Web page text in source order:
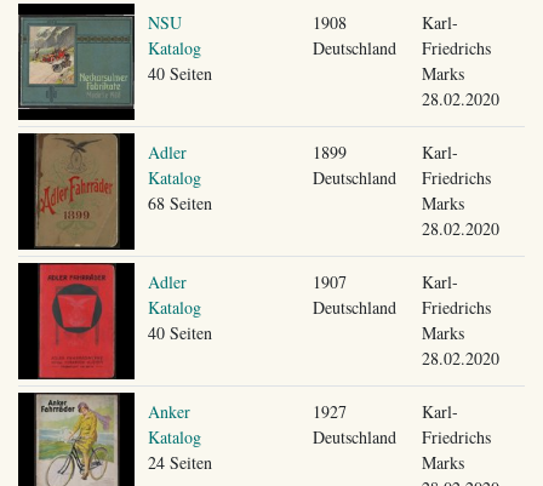
NSU
Katalog
40 Seiten
1908
Deutschland
Karl-
Friedrichs
Marks
28.02.2020
Adler
Katalog
68 Seiten
1899
Deutschland
Karl-
Friedrichs
Marks
28.02.2020
Adler
Katalog
40 Seiten
1907
Deutschland
Karl-
Friedrichs
Marks
28.02.2020
Anker
Katalog
24 Seiten
1927
Deutschland
Karl-
Friedrichs
Marks